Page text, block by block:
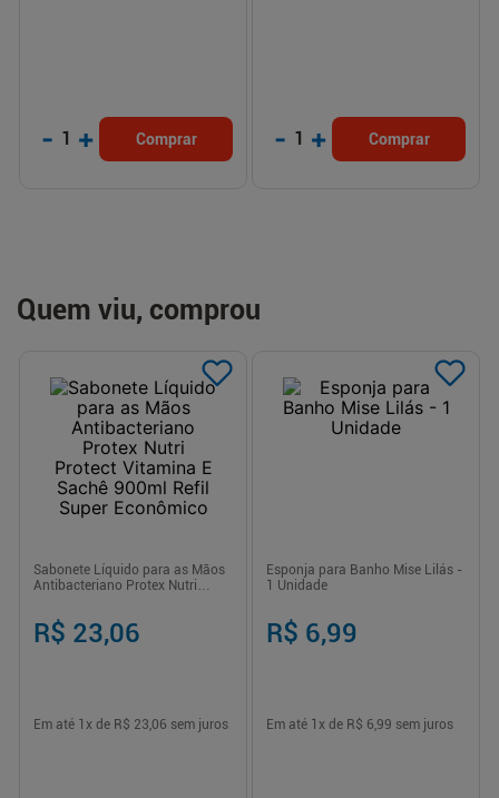
- 1 + Comprar - 1 + Comprar
Quem viu, comprou
Sabonete Líquido para as Mãos
Antibacteriano Protex Nutri
Refil Super Econômico
R$ 23,06
Em até 1 x de R$ 23,06 sem juros
Esponja para Banho Mise Lilás -
1 Unidade
R$ 6,99
Em até 1 x de R$ 6,99 sem juros